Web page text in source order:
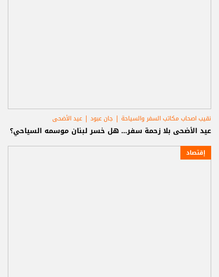
نقيب اصحاب مكاتب السفر والسياحة جان عبود عيد الأضحى
عيد الأضحى بلا زحمة سفر… هل خسر لبنان موسمه السياحي؟
إقتصاد